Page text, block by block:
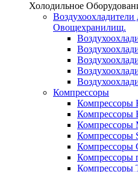
Холодильное
Овощехранилищ.
Компрессоры
Компрессоры
Компрессоры
Компрессоры
Компрессоры
Компрессоры
Компрессоры
Компрессоры